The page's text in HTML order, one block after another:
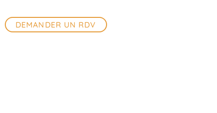
DEMANDER UN RDV